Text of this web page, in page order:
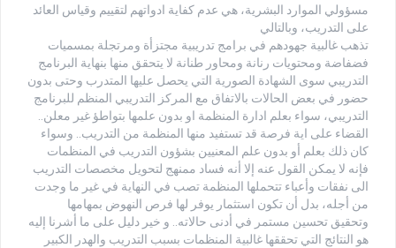
مسؤولي الموارد البشرية، هي عدم كفاية ادواتهم لتقييم وقياس العائد
على التدريب، وبالتالي
تذهب غالبية جهودهم في برامج تدريبية مجتزأة ومرتجلة بمسميات
فضفاضة ومحتويات رنانة ومحاور طنانة لا يتحقق منها بنهاية البرنامج
التدريبي سوى الشهادة الصورية التي يحصل عليها المتدرب وحتى بدون
حضور في بعض الحالات بالاتفاق مع المركز التدريبي المنظم للبرنامج
التدريبي، سواء بعلم ادارة المنظمة او بدون علمها بتواطؤ غير معلن..
القضاء على اية فرصة قد تستفيد منها المنظمة من التدريب.. وسواء
كان ذلك بعلم أو بدون علم المعنيين بشؤون التدريب في المنظمات
فإنه لا يمكن القول عنه إلا أنه فساد ممنهج لتحويل مخصصات التدريب
الى نفقات وأعباء تتحملها المنظمة تصب في النهاية في غير ما وجدت
من أجله، بدل أن تكون استثمار يوفر لها فرص النهوض بمهامها
وتحقيق تحسين مستمر في أدنى حالاته.. و خير دليل على ما أشرنا إليه
هو النتائج التي تحققها غالبية المنظمات بسبب التدريب والهدر الكبير